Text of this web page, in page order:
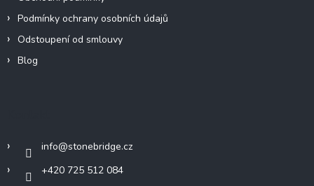
Podmínky ochrany osobních údajů
Odstoupení od smlouvy
Blog
info@stonebridge.cz
+420 725 512 084